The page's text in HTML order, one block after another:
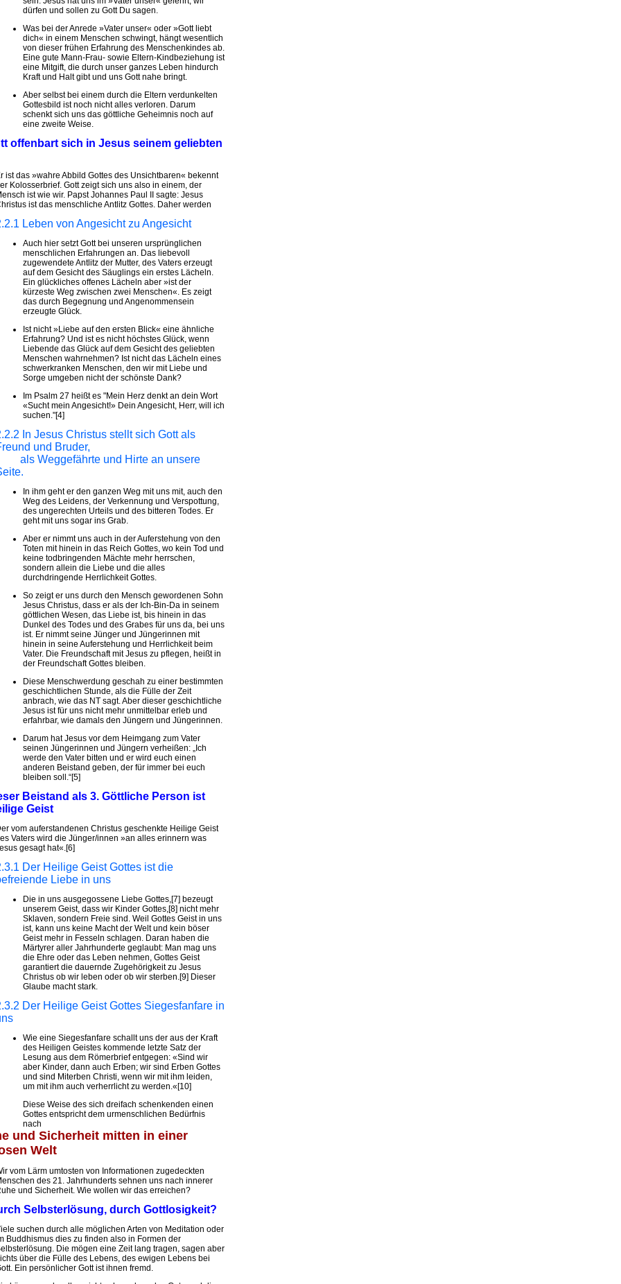
dürfen und sollen zu Gott Du sagen.
Was bei der Anrede »Vater unser« oder »Gott liebt
dich« in einem Menschen schwingt, hängt wesentlich
von dieser frühen Erfahrung des Menschenkindes ab.
Eine gute Mann-Frau- sowie Eltern-Kindbeziehung ist
eine Mitgift, die durch unser ganzes Leben hindurch
Kraft und Halt gibt und uns Gott nahe bringt.
Aber selbst bei einem durch die Eltern verdunkelten
Gottesbild ist noch nicht alles verloren. Darum
schenkt sich uns das göttliche Geheimnis noch auf
eine zweite Weise.
offenbart sich in Jesus seinem geliebten
ist das »wahre Abbild Gottes des Unsichtbaren« bekennt
Kolosserbrief. Gott zeigt sich uns also in einem, der
ist wie wir. Papst Johannes Paul II sagte: Jesus
ist das menschliche Antlitz Gottes. Daher werden
Leben von Angesicht zu Angesicht
Auch hier setzt Gott bei unseren ursprünglichen
menschlichen Erfahrungen an. Das liebevoll
zugewendete Antlitz der Mutter, des Vaters erzeugt
auf dem Gesicht des Säuglings ein erstes Lächeln.
Ein glückliches offenes Lächeln aber »ist der
kürzeste Weg zwischen zwei Menschen«. Es zeigt
das durch Begegnung und Angenommensein
erzeugte Glück.
Ist nicht »Liebe auf den ersten Blick« eine ähnliche
Erfahrung? Und ist es nicht höchstes Glück, wenn
Liebende das Glück auf dem Gesicht des geliebten
Menschen wahrnehmen? Ist nicht das Lächeln eines
schwerkranken Menschen, den wir mit Liebe und
Sorge umgeben nicht der schönste Dank?
Im Psalm 27 heißt es "Mein Herz denkt an dein Wort
«Sucht mein Angesicht!» Dein Angesicht, Herr, will ich
suchen."[4]
In Jesus Christus stellt sich Gott als
und Bruder,
Weggefährte und Hirte an unsere
In ihm geht er den ganzen Weg mit uns mit, auch den
Weg des Leidens, der Verkennung und Verspottung,
des ungerechten Urteils und des bitteren Todes. Er
geht mit uns sogar ins Grab.
Aber er nimmt uns auch in der Auferstehung von den
Toten mit hinein in das Reich Gottes, wo kein Tod und
keine todbringenden Mächte mehr herrschen,
sondern allein die Liebe und die alles
durchdringende Herrlichkeit Gottes.
So zeigt er uns durch den Mensch gewordenen Sohn
Jesus Christus, dass er als der Ich-Bin-Da in seinem
göttlichen Wesen, das Liebe ist, bis hinein in das
Dunkel des Todes und des Grabes für uns da, bei uns
ist. Er nimmt seine Jünger und Jüngerinnen mit
hinein in seine Auferstehung und Herrlichkeit beim
Vater. Die Freundschaft mit Jesus zu pflegen, heißt in
der Freundschaft Gottes bleiben.
Diese Menschwerdung geschah zu einer bestimmten
geschichtlichen Stunde, als die Fülle der Zeit
anbrach, wie das NT sagt. Aber dieser geschichtliche
Jesus ist für uns nicht mehr unmittelbar erleb und
erfahrbar, wie damals den Jüngern und Jüngerinnen.
Darum hat Jesus vor dem Heimgang zum Vater
seinen Jüngerinnen und Jüngern verheißen: „Ich
werde den Vater bitten und er wird euch einen
anderen Beistand geben, der für immer bei euch
bleiben soll.“[5]
Beistand als 3. Göttliche Person ist
Geist
vom auferstandenen Christus geschenkte Heilige Geist
Vaters wird die Jünger/innen »an alles erinnern was
gesagt hat«.[6]
Der Heilige Geist Gottes ist die
Liebe in uns
Die in uns ausgegossene Liebe Gottes,[7] bezeugt
unserem Geist, dass wir Kinder Gottes,[8] nicht mehr
Sklaven, sondern Freie sind. Weil Gottes Geist in uns
ist, kann uns keine Macht der Welt und kein böser
Geist mehr in Fesseln schlagen. Daran haben die
Märtyrer aller Jahrhunderte geglaubt: Man mag uns
die Ehre oder das Leben nehmen, Gottes Geist
garantiert die dauernde Zugehörigkeit zu Jesus
Christus ob wir leben oder ob wir sterben.[9] Dieser
Glaube macht stark.
Der Heilige Geist Gottes Siegesfanfare in
Wie eine Siegesfanfare schallt uns der aus der Kraft
des Heiligen Geistes kommende letzte Satz der
Lesung aus dem Römerbrief entgegen: «Sind wir
aber Kinder, dann auch Erben; wir sind Erben Gottes
und sind Miterben Christi, wenn wir mit ihm leiden,
um mit ihm auch verherrlicht zu werden.«[10]
Diese Weise des sich dreifach schenkenden einen
Gottes entspricht dem urmenschlichen Bedürfnis
nach
und Sicherheit mitten in einer
Welt
vom Lärm umtosten von Informationen zugedeckten
des 21. Jahrhunderts sehnen uns nach innerer
und Sicherheit. Wie wollen wir das erreichen?
Selbsterlösung, durch Gottlosigkeit?
suchen durch alle möglichen Arten von Meditation oder
Buddhismus dies zu finden also in Formen der
Die mögen eine Zeit lang tragen, sagen aber
über die Fülle des Lebens, des ewigen Lebens bei
Ein persönlicher Gott ist ihnen fremd.